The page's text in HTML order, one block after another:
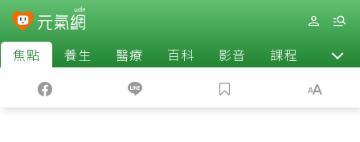
焦點 養生 醫療 百科 影音 課程 退休